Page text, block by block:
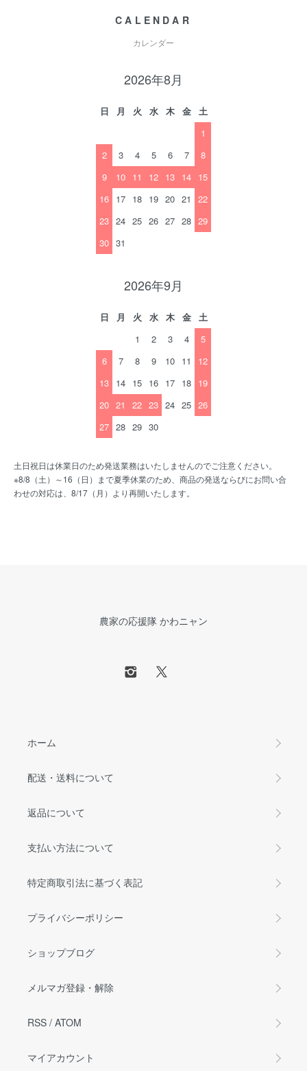
CALENDAR
カレンダー
2026年8月
日 月 火 水 木 金
土
1
2
3 4 5 6 7
8
9
10 11 12 13 14 15
16 17 18 19 20 21
22
23 24 25 26 27 28 29
30 31
2026年9月
日 月 火 水 木 金
土
1
2 3 4
5
6
7 8 9 10 11
12
13 14 15 16 17 18 19
20 21 22 23 24 25 26
27 28 29 30
土日祝日は休業日のため発送業務はいたしませんのでご注意ください。
※8/8（土）～16（日）まで夏季休業のため、商品の発送ならびにお問い合
わせの対応は、8/17（月）より再開いたします。
農家の応援隊 かわニャン
ホーム
配送・送料について
返品について
支払い方法について
特定商取引法に基づく表記
プライバシーポリシー
ショップブログ
メルマガ登録・解除
RSS / ATOM
マイアカウント